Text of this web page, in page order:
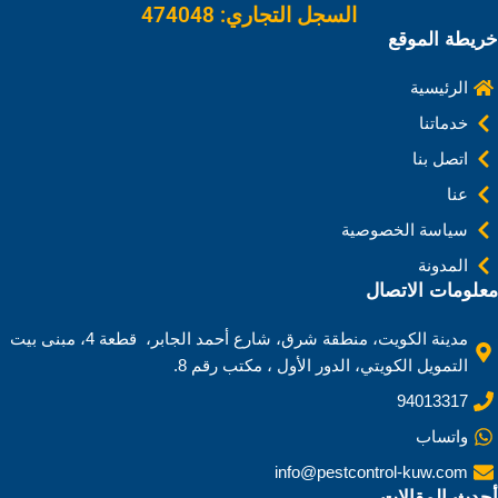
السجل التجاري: 474048
خريطة الموقع
الرئيسية
خدماتنا
اتصل بنا
عنا
سياسة الخصوصية
المدونة
معلومات الاتصال
مدينة الكويت، منطقة شرق، شارع أحمد الجابر، قطعة 4، مبنى بيت
التمويل الكويتي، الدور الأول ، مكتب رقم 8.
94013317
واتساب
info@pestcontrol-kuw.com